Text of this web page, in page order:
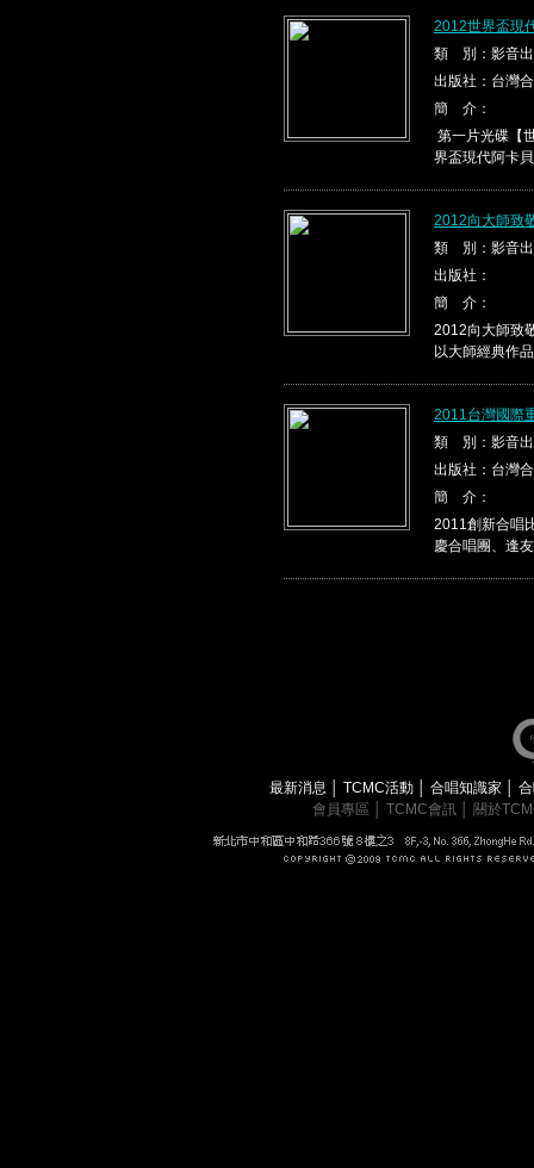
2012世界盃現
類 別：影音
出版社：台灣
簡 介：
第一片光碟【
界盃現代阿卡
2012向大師致
類 別：影音
出版社：
簡 介：
2012向大師致
以大師經典作
2011台灣國際
類 別：影音
出版社：台灣
簡 介：
2011創新合唱
慶合唱團、逢
最新消息 TCMC活動 合唱知識家
會員專區
TCMC會訊 關於